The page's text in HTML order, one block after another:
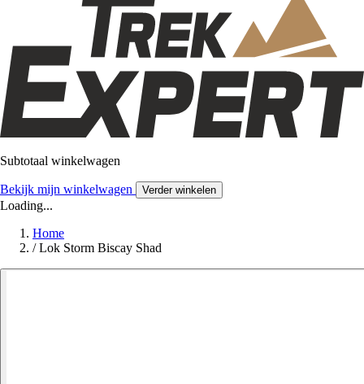
Subtotaal winkelwagen
Bekijk mijn winkelwagen Verder winkelen
Loading...
Home
/ Lok Storm Biscay Shad